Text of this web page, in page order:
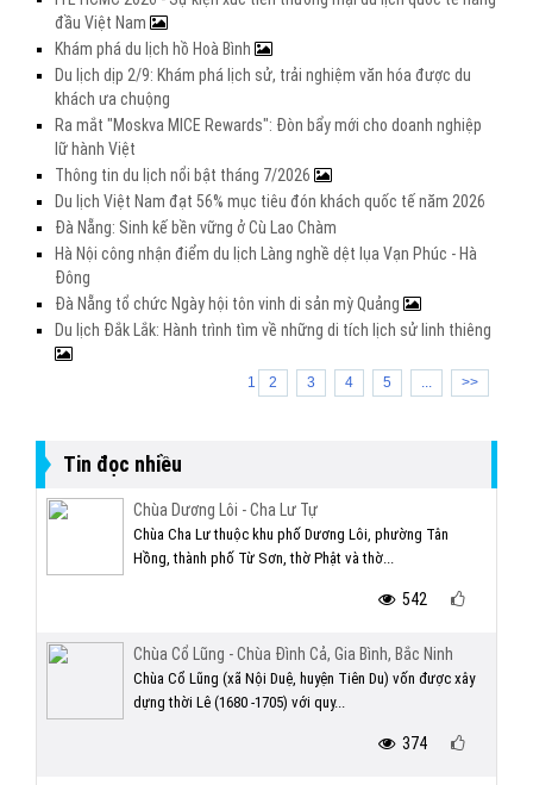
đầu Việt Nam
Khám phá du lịch hồ Hoà Bình
Du lịch dịp 2/9: Khám phá lịch sử, trải nghiệm văn hóa được du
khách ưa chuộng
Ra mắt "Moskva MICE Rewards": Đòn bẩy mới cho doanh nghiệp
lữ hành Việt
Thông tin du lịch nổi bật tháng 7/2026
Du lịch Việt Nam đạt 56% mục tiêu đón khách quốc tế năm 2026
Đà Nẵng: Sinh kế bền vững ở Cù Lao Chàm
Hà Nội công nhận điểm du lịch Làng nghề dệt lụa Vạn Phúc - Hà
Đông
Đà Nẵng tổ chức Ngày hội tôn vinh di sản mỳ Quảng
Du lịch Đắk Lắk: Hành trình tìm về những di tích lịch sử linh thiêng
1 2 3 4 5 ... >>
Tin đọc nhiều
Chùa Dương Lôi - Cha Lư Tự
Chùa Cha Lư thuộc khu phố Dương Lôi, phường Tân
Hồng, thành phố Từ Sơn, thờ Phật và thờ...
542
Chùa Cổ Lũng - Chùa Đình Cả, Gia Bình, Bắc Ninh
Chùa Cổ Lũng (xã Nội Duệ, huyện Tiên Du) vốn được xây
dựng thời Lê (1680 -1705) với quy...
374